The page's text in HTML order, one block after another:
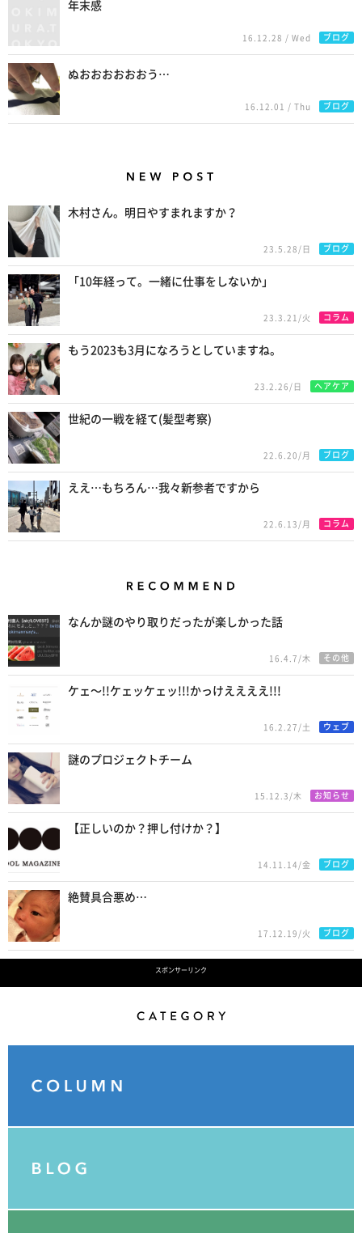
年末感
16.12.28 / Wed ブログ
ぬおおおおおおう…
16.12.01 / Thu ブログ
木村さん。明日やすまれますか？
23.5.28/日 ブログ
「10年経って。一緒に仕事をしないか」
23.3.21/火 コラム
もう2023も3月になろうとしていますね。
23.2.26/日 ヘアケア
世紀の一戦を経て(髪型考察)
22.6.20/月 ブログ
ええ…もちろん…我々新参者ですから
22.6.13/月 コラム
なんか謎のやり取りだったが楽しかった話
16.4.7/木 その他
ケェ〜!!ケェッケェッ!!!かっけええええ!!!
16.2.27/土 ウェブ
謎のプロジェクトチーム
15.12.3/木 お知らせ
【正しいのか？押し付けか？】
14.11.14/金 ブログ
絶賛具合悪め…
17.12.19/火 ブログ
スポンサーリンク